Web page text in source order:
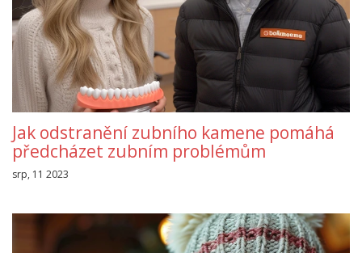
Jak odstranění zubního kamene pomáhá
předcházet zubním problémům
srp, 11 2023